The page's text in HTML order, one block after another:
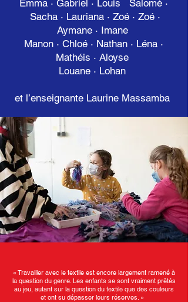
Emma · Gabriel · Louis Salomé ·
Sacha · Lauriana · Zoé · Zoé ·
Aymane · Imane
Manon · Chloé · Nathan · Léna ·
Mathéis · Aloyse
Louane · Lohan
et l’enseignante Laurine Massamba
« Travailler avec le textile est encore largement ramené à
la question du genre. Les enfants se sont vraiment prêtés
au jeu, autant sur la question du textile que des couleurs
et ont su dépasser leurs réserves. »